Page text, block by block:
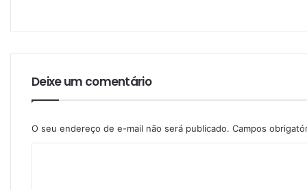
Deixe um comentário
O seu endereço de e-mail não será publicado. Campos